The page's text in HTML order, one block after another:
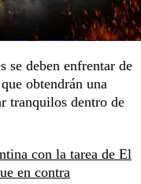
se deben enfrentar de
obtendrán una
tranquilos dentro de
con la tarea de El
en contra